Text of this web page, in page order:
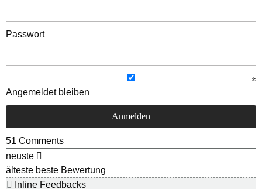
Passwort
Angemeldet bleiben
51 Comments
neuste
älteste beste Bewertung
Inline Feedbacks